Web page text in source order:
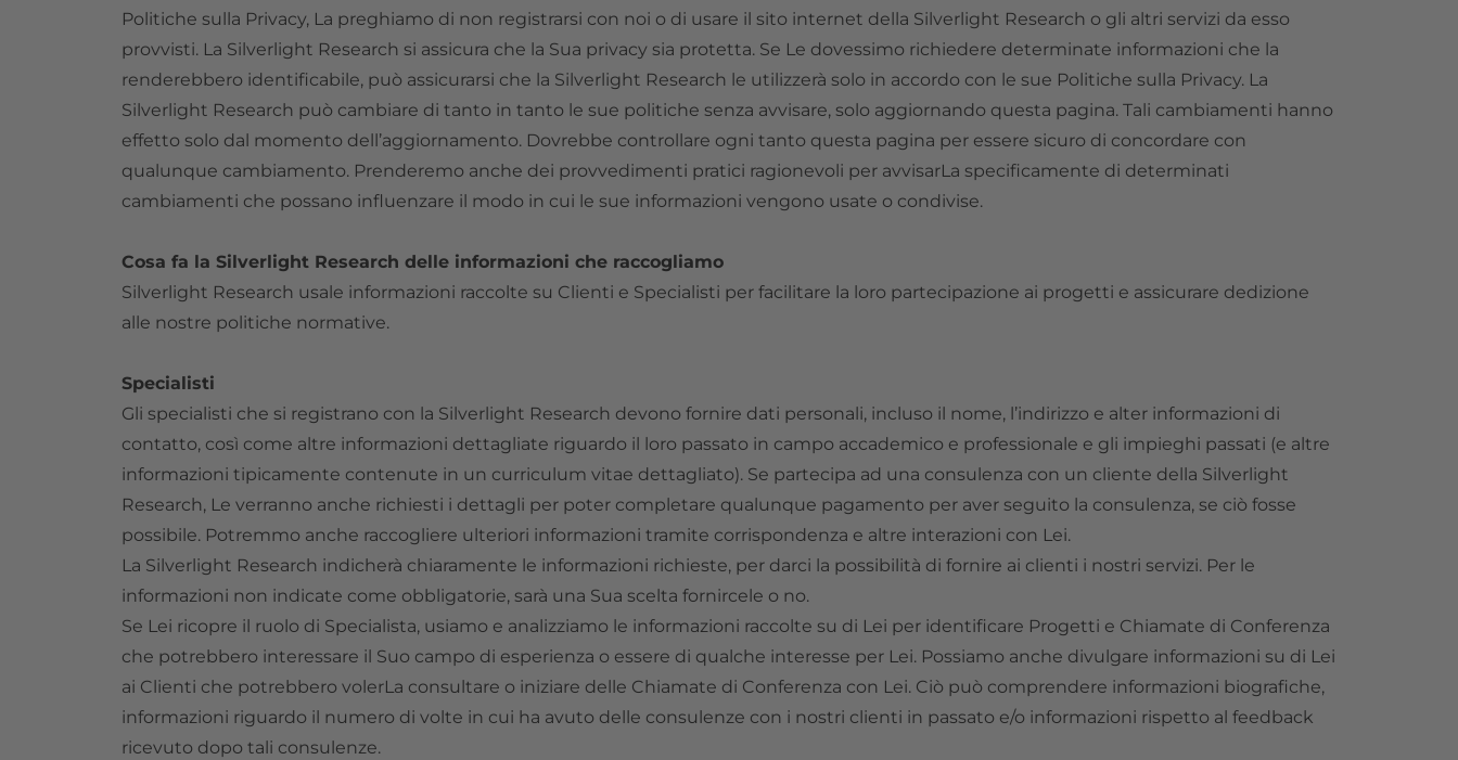
Politiche sulla Privacy, La preghiamo di non registrarsi con noi o di usare il sito internet della Silverlight Research o gli altri servizi da esso
provvisti. La Silverlight Research si assicura che la Sua privacy sia protetta. Se Le dovessimo richiedere determinate informazioni che la
renderebbero identificabile, può assicurarsi che la Silverlight Research le utilizzerà solo in accordo con le sue Politiche sulla Privacy. La
Silverlight Research può cambiare di tanto in tanto le sue politiche senza avvisare, solo aggiornando questa pagina. Tali cambiamenti hanno
effetto solo dal momento dell’aggiornamento. Dovrebbe controllare ogni tanto questa pagina per essere sicuro di concordare con
qualunque cambiamento. Prenderemo anche dei provvedimenti pratici ragionevoli per avvisarLa specificamente di determinati
cambiamenti che possano influenzare il modo in cui le sue informazioni vengono usate o condivise.
Cosa fa la Silverlight Research delle informazioni che raccogliamo
Silverlight Research usale informazioni raccolte su Clienti e Specialisti per facilitare la loro partecipazione ai progetti e assicurare dedizione
alle nostre politiche normative.
Specialisti
Gli specialisti che si registrano con la Silverlight Research devono fornire dati personali, incluso il nome, l’indirizzo e alter informazioni di
contatto, così come altre informazioni dettagliate riguardo il loro passato in campo accademico e professionale e gli impieghi passati (e altre
informazioni tipicamente contenute in un curriculum vitae dettagliato). Se partecipa ad una consulenza con un cliente della Silverlight
Research, Le verranno anche richiesti i dettagli per poter completare qualunque pagamento per aver seguito la consulenza, se ciò fosse
possibile. Potremmo anche raccogliere ulteriori informazioni tramite corrispondenza e altre interazioni con Lei.
La Silverlight Research indicherà chiaramente le informazioni richieste, per darci la possibilità di fornire ai clienti i nostri servizi. Per le
informazioni non indicate come obbligatorie, sarà una Sua scelta fornircele o no.
Se Lei ricopre il ruolo di Specialista, usiamo e analizziamo le informazioni raccolte su di Lei per identificare Progetti e Chiamate di Conferenza
che potrebbero interessare il Suo campo di esperienza o essere di qualche interesse per Lei. Possiamo anche divulgare informazioni su di Lei
ai Clienti che potrebbero volerLa consultare o iniziare delle Chiamate di Conferenza con Lei. Ciò può comprendere informazioni biografiche,
informazioni riguardo il numero di volte in cui ha avuto delle consulenze con i nostri clienti in passato e/o informazioni rispetto al feedback
ricevuto dopo tali consulenze.